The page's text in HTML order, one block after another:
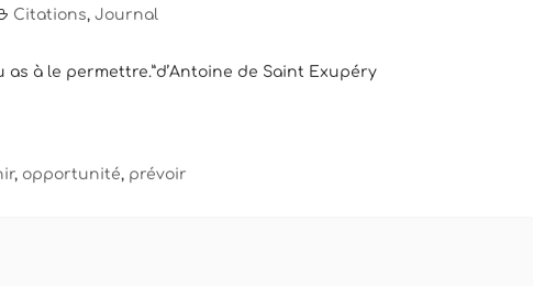
Citations, Journal
as à le permettre.”d’Antoine de Saint Exupéry
, opportunité, prévoir